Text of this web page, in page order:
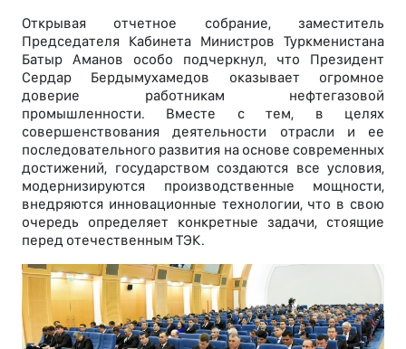
Открывая отчетное собрание, заместитель
Председателя Кабинета Министров Туркменистана
Батыр Аманов особо подчеркнул, что Президент
Сердар Бердымухамедов оказывает огромное
доверие работникам нефтегазовой
промышленности. Вместе с тем, в целях
совершенствования деятельности отрасли и ее
последовательного развития на основе современных
достижений, государством создаются все условия,
модернизируются производственные мощности,
внедряются инновационные технологии, что в свою
очередь определяет конкретные задачи, стоящие
перед отечественным ТЭК.